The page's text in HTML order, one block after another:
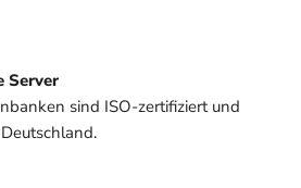
Server
sind ISO-zertifiziert und